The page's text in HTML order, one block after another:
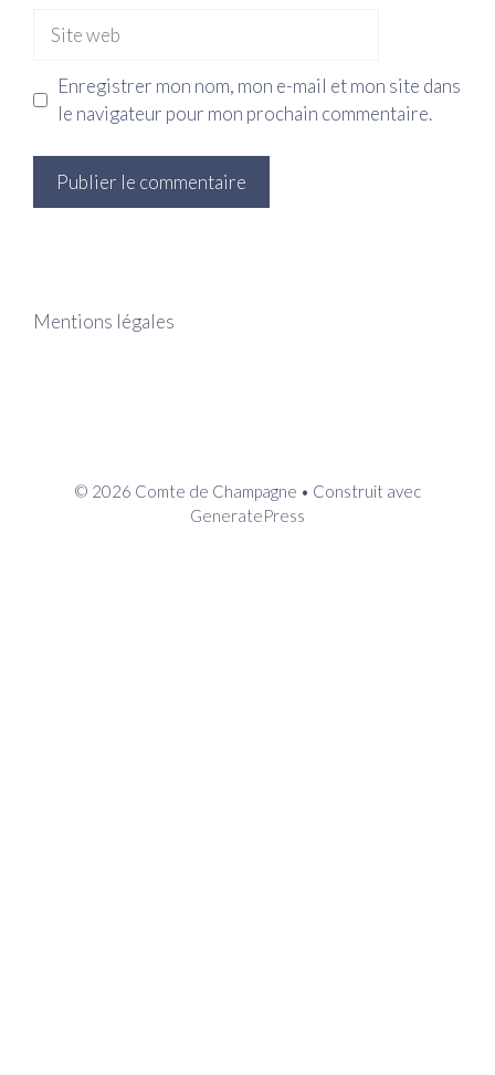
web
Enregistrer mon nom, mon e-mail et mon site dans
le navigateur pour mon prochain commentaire.
Mentions légales
© 2026 Comte de Champagne • Construit avec
GeneratePress